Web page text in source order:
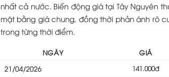
nhất cả nước. Biến động giá tại Tây Nguyên
mặt bằng giá chung, đồng thời phản ánh rõ
trong từng thời điểm.
NGÀY GIÁ
21/04/2026 141.000đ